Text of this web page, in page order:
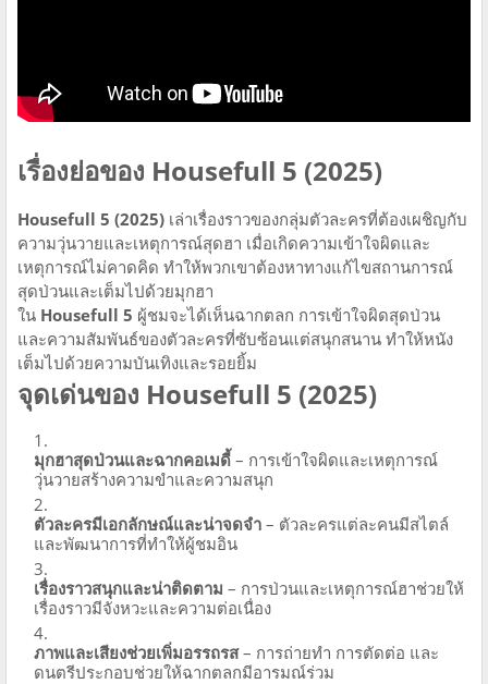
เรื่องย่อของ Housefull 5 (2025)
Housefull 5 (2025) เล่าเรื่องราวของกลุ่มตัวละครที่ต้องเผชิญกับ
ความวุ่นวายและเหตุการณ์สุดฮา เมื่อเกิดความเข้าใจผิดและ
เหตุการณ์ไม่คาดคิด ทำให้พวกเขาต้องหาทางแก้ไขสถานการณ์
สุดป่วนและเต็มไปด้วยมุกฮา
ใน Housefull 5 ผู้ชมจะได้เห็นฉากตลก การเข้าใจผิดสุดป่วน
และความสัมพันธ์ของตัวละครที่ซับซ้อนแต่สนุกสนาน ทำให้หนัง
เต็มไปด้วยความบันเทิงและรอยยิ้ม
จุดเด่นของ Housefull 5 (2025)
มุกฮาสุดป่วนและฉากคอเมดี้ – การเข้าใจผิดและเหตุการณ์
วุ่นวายสร้างความขำและความสนุก
ตัวละครมีเอกลักษณ์และน่าจดจำ – ตัวละครแต่ละคนมีสไตล์
และพัฒนาการที่ทำให้ผู้ชมอิน
เรื่องราวสนุกและน่าติดตาม – การป่วนและเหตุการณ์ฮาช่วยให้
เรื่องราวมีจังหวะและความต่อเนื่อง
ภาพและเสียงช่วยเพิ่มอรรถรส– การถ่ายทำ การตัดต่อ และ
ดนตรีประกอบช่วยให้ฉากตลกมีอารมณ์ร่วม